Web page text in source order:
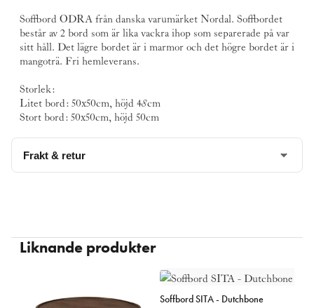
Soffbord ODRA från danska varumärketNordal. Soffbordet
består av 2 bord som är lika vackra ihop som separerade på var
sitt håll. Det lägre bordet är i marmor och det högre bordet är i
mangoträ. Fri hemleverans.
Storlek:
Litet bord: 50x50cm, höjd 48cm
Stort bord: 50x50cm, höjd 50cm
Frakt & retur
Läs mer om vår leverans och returpolicy
Liknande produkter
Soffbord SITA - Dutchbone